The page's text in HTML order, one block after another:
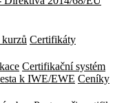
Certifikáty
Certifikační systém
k IWE/EWE Ceníky